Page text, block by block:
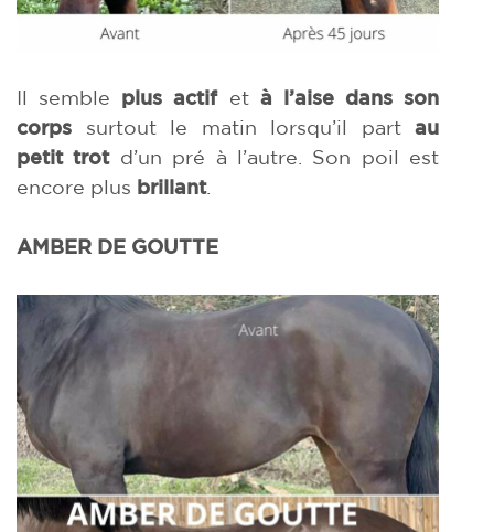
Il semble plus actifet à l’aise dans son
corps surtout le matin lorsqu’il part au
petit trotd’un pré à l’autre. Son poil est
encore plus brillant.
AMBER DE GOUTTE